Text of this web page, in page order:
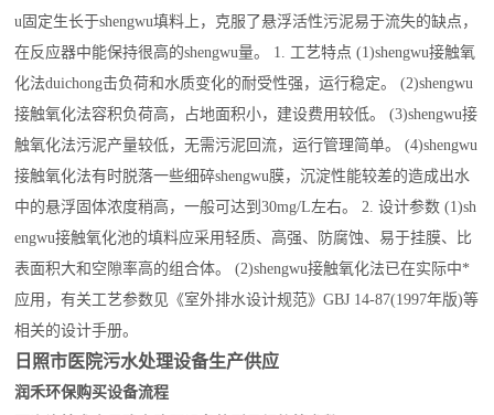
u固定生长于shengwu填料上，克服了悬浮活性污泥易于流失的缺点，
在反应器中能保持很高的shengwu量。 1. 工艺特点 (1)shengwu接触氧
化法duichong击负荷和水质变化的耐受性强，运行稳定。 (2)shengwu
接触氧化法容积负荷高，占地面积小，建设费用较低。 (3)shengwu接
触氧化法污泥产量较低，无需污泥回流，运行管理简单。 (4)shengwu
接触氧化法有时脱落一些细碎shengwu膜，沉淀性能较差的造成出水
中的悬浮固体浓度稍高，一般可达到30mg/L左右。 2. 设计参数 (1)sh
engwu接触氧化池的填料应采用轻质、高强、防腐蚀、易于挂膜、比
表面积大和空隙率高的组合体。 (2)shengwu接触氧化法已在实际中*
应用，有关工艺参数见《室外排水设计规范》GBJ 14-87(1997年版)等
相关的设计手册。
日照市医院污水处理设备生产供应
润禾环保购买设备流程